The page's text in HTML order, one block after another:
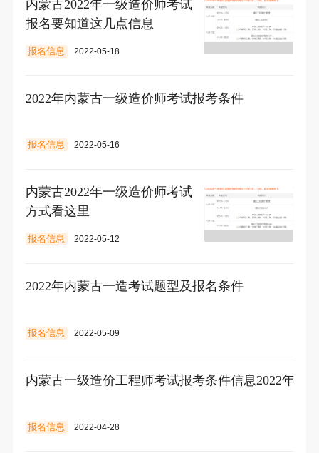
内蒙古2022年一级造价师考试
报名要知道这几点信息
报名信息 2022-05-18
2022年内蒙古一级造价师考试报考条件
报名信息 2022-05-16
内蒙古2022年一级造价师考试
方式看这里
报名信息 2022-05-12
2022年内蒙古一造考试题型及报名条件
报名信息 2022-05-09
内蒙古一级造价工程师考试报考条件信息2022年
报名信息 2022-04-28